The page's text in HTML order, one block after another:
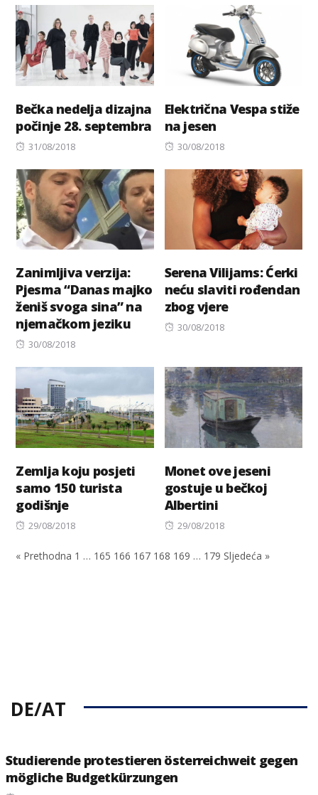
Bečka nedelja dizajna
počinje 28. septembra
Posted
31/08/2018
Električna Vespa stiže
na jesen
Posted
30/08/2018
Zanimljiva verzija:
Pjesma “Danas majko
ženiš svoga sina” na
njemačkom jeziku
Posted
30/08/2018
Serena Vilijams: Ćerki
neću slaviti rođendan
zbog vjere
Posted
30/08/2018
Zemlja koju posjeti
samo 150 turista
godišnje
Posted
29/08/2018
Monet ove jeseni
gostuje u bečkoj
Albertini
Posted
29/08/2018
« Prethodna 1 … 165 166 167 168 169 … 179 Sljedeća »
DE/AT
Studierende protestieren österreichweit gegen
mögliche Budgetkürzungen